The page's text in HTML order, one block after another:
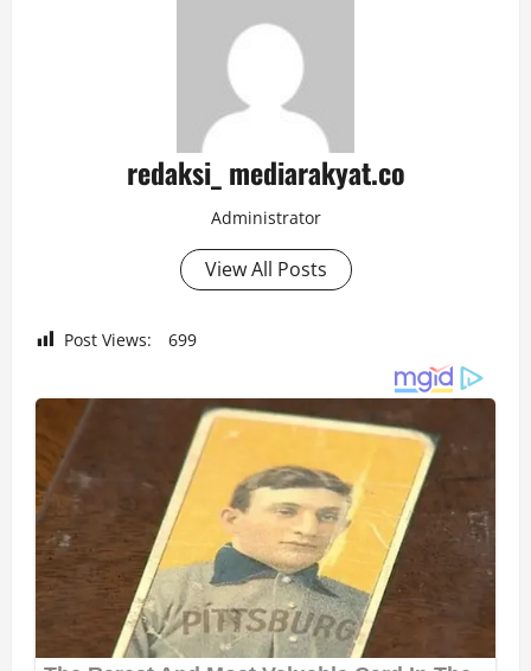
redaksi_ mediarakyat.co
Administrator
View All Posts
Post Views: 699